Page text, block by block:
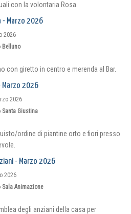
con la volontaria Rosa.
- Marzo 2026
2026
Belluno
con giretto in centro e merenda al Bar.
Marzo 2026
2026
Santa Giustina
ordine di piantine orto e fiori presso
- Marzo 2026
2026
Sala Animazione
degli anziani della casa per